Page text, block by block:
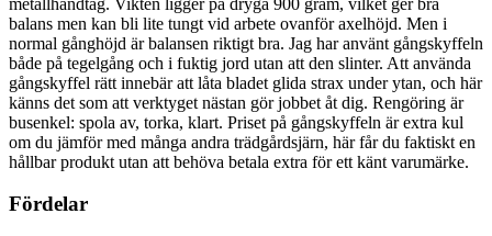
balans men kan bli lite tungt vid arbete ovanför axelhöjd. Men i
normal gånghöjd är balansen riktigt bra. Jag har använt gångskyffeln
både på tegelgång och i fuktig jord utan att den slinter. Att använda
gångskyffel rätt innebär att låta bladet glida strax under ytan, och här
känns det som att verktyget nästan gör jobbet åt dig. Rengöring är
busenkel: spola av, torka, klart. Priset på gångskyffeln är extra kul
om du jämför med många andra trädgårdsjärn, här får du faktiskt en
hållbar produkt utan att behöva betala extra för ett känt varumärke.
Fördelar